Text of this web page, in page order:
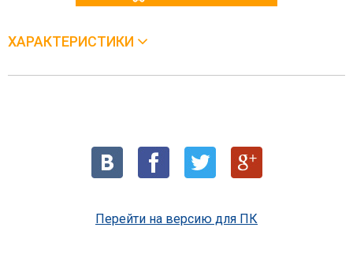
ХАРАКТЕРИСТИКИ
Перейти на версию для ПК